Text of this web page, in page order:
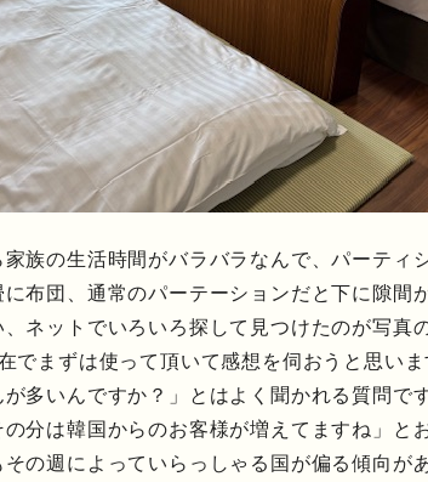
族の生活時間がバラバラなんで、パーティ
布団、通常のパーテーションだと下に隙間
ネットでいろいろ探して見つけたのが写真
でまずは使って頂いて感想を伺おうと思いま
が多いんですか？」とはよく聞かれる質問で
分は韓国からのお客様が増えてますね」と
の週によっていらっしゃる国が偏る傾向が